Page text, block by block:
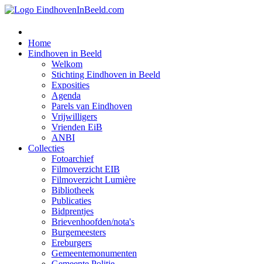
Home
Eindhoven in Beeld
Welkom
Stichting Eindhoven in Beeld
Exposities
Agenda
Parels van Eindhoven
Vrijwilligers
Vrienden EiB
ANBI
Collecties
Fotoarchief
Filmoverzicht EIB
Filmoverzicht Lumière
Bibliotheek
Publicaties
Bidprentjes
Brievenhoofden/nota's
Burgemeesters
Ereburgers
Gemeentemonumenten